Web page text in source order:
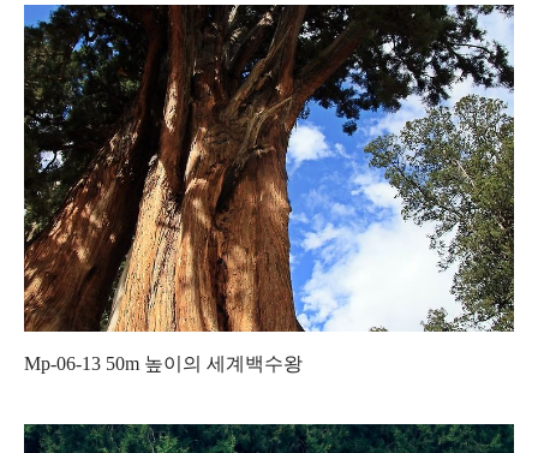
Mp-06-13 50m 높이의 세계백수왕